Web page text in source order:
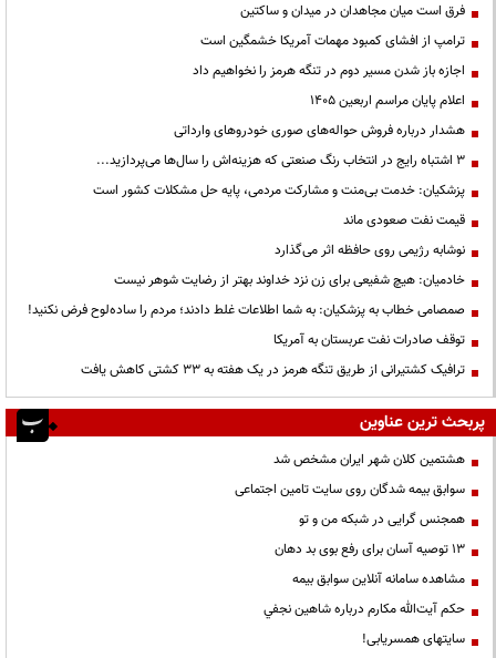
فرق است میان مجاهدان در میدان و ساکتین
ترامپ از افشای کمبود مهمات آمریکا خشمگین است
اجازه باز شدن مسیر دوم در تنگه هرمز را نخواهیم داد
اعلام پایان مراسم اربعین ۱۴۰۵
هشدار درباره فروش حواله‌های صوری خودروهای وارداتی
3 اشتباه رایج در انتخاب رنگ صنعتی که هزینه‌اش را سال‌ها می‌پردازید...
پزشکیان: خدمت بی‌منت و مشارکت مردمی، پایه حل مشکلات کشور است
قیمت نفت صعودی ماند
نوشابه رژیمی روی حافظه اثر می‌گذارد
خادمیان: هیچ شفیعی برای زن نزد خداوند بهتر از رضایت شوهر نیست
صمصامی خطاب به پزشکیان: به شما اطلاعات غلط دادند؛ مردم را ساده‌لوح فرض نکنید!
توقف صادرات نفت عربستان به آمریکا
ترافیک کشتیرانی از طریق تنگه هرمز در یک هفته به ۳۳ کشتی کاهش یافت
پربحث ترین عناوین
هشتمین کلان شهر ایران مشخص شد
سوابق بیمه شدگان روی سایت تامین اجتماعی
همجنس گرایی در شبکه من و تو
13 توصیه آسان برای رفع بوی بد دهان
مشاهده سامانه آنلاين سوابق بیمه
حكم آيت‌الله مكارم درباره شاهين نجفي
سایتهای همسریابی!